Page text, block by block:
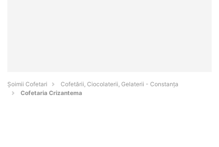
Șoimii Cofetari
Cofetării, Ciocolaterii, Gelaterii - Constanţa
Cofetaria Crizantema